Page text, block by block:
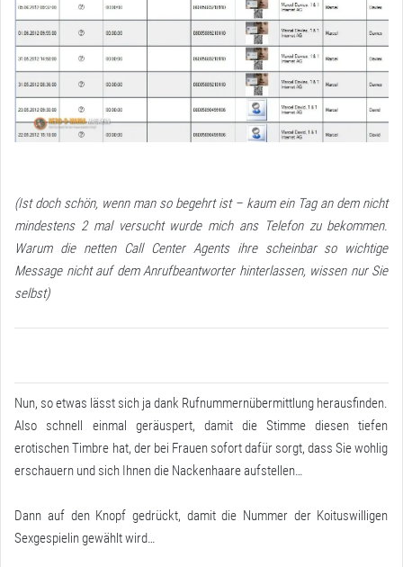
(Ist doch schön, wenn man so begehrt ist – kaum ein Tag an dem nicht
mindestens 2 mal versucht wurde mich ans Telefon zu bekommen.
Warum die netten Call Center Agents ihre scheinbar so wichtige
Message nicht auf dem Anrufbeantworter hinterlassen, wissen nur Sie
selbst)
Nun, so etwas lässt sich ja dank Rufnummernübermittlung herausfinden.
Also schnell einmal geräuspert, damit die Stimme diesen tiefen
erotischen Timbre hat, der bei Frauen sofort dafür sorgt, dass Sie wohlig
erschauern und sich Ihnen die Nackenhaare aufstellen…
Dann auf den Knopf gedrückt, damit die Nummer der Koituswilligen
Sexgespielin gewählt wird…